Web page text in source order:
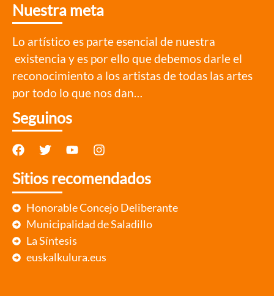
Nuestra meta
Lo artístico es parte esencial de nuestra
existencia y es por ello que debemos darle el
reconocimiento a los artistas de todas las artes
por todo lo que nos dan…
Seguinos
Sitios recomendados
Honorable Concejo Deliberante
Municipalidad de Saladillo
La Síntesis
euskalkulura.eus